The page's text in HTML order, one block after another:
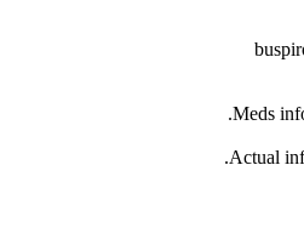
Meds
Actual